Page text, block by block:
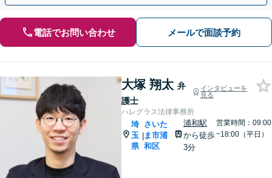
電話でお問い合わせ メールで面談予約
大塚 翔太 弁
護士
インタビューを
見る
ハレグラス法律事務所
埼
玉
県
|
さいた
ま市浦
和区
浦和駅
から徒歩
3分
営業時間：09:00
~18:00（平日）